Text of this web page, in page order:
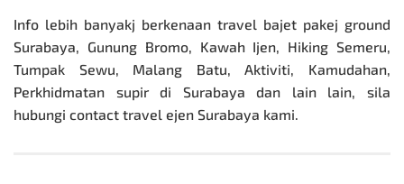
Info lebih banyakj berkenaan travel bajet pakej ground
Surabaya, Gunung Bromo, Kawah Ijen, Hiking Semeru,
Tumpak Sewu, Malang Batu, Aktiviti, Kamudahan,
Perkhidmatan supir di Surabaya dan lain lain, sila
hubungi contact travel ejen Surabaya kami.